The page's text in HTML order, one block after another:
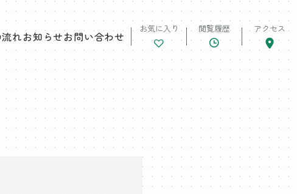
れお知らせお問い合わせ
お気に入り 閲覧履歴 アクセス